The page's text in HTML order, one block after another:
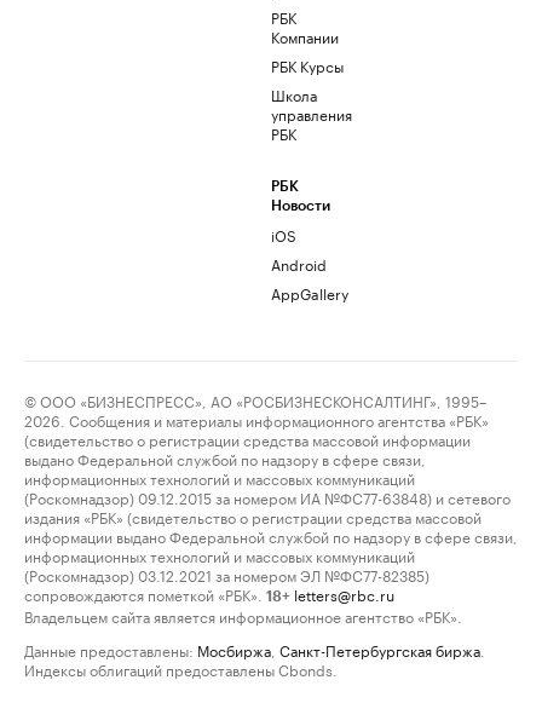
РБК
Компании
РБК Курсы
Школа
управления
РБК
РБК
Новости
iOS
Android
AppGallery
© ООО «БИЗНЕСПРЕСС», АО «РОСБИЗНЕСКОНСАЛТИНГ», 1995–
2026. Сообщения и материалы информационного агентства «РБК»
(свидетельство о регистрации средства массовой информации
выдано Федеральной службой по надзору в сфере связи,
информационных технологий и массовых коммуникаций
(Роскомнадзор) 09.12.2015 за номером ИА №ФС77-63848) и сетевого
издания «РБК» (свидетельство о регистрации средства массовой
информации выдано Федеральной службой по надзору в сфере связи,
информационных технологий и массовых коммуникаций
(Роскомнадзор) 03.12.2021 за номером ЭЛ №ФС77-82385)
сопровождаются пометкой «РБК».
18+ letters@rbc.ru
Владельцем сайта является информационное агентство «РБК».
Данные предоставлены: Мосбиржа Санкт-Петербургская биржа
Индексы облигаций предоставлены Cbonds.